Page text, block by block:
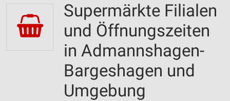
Supermärkte Filialen
und Öffnungszeiten
in Admannshagen-
Bargeshagen und
Umgebung